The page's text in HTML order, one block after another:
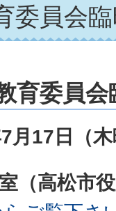
委員会
育委員
17日（
高松市役